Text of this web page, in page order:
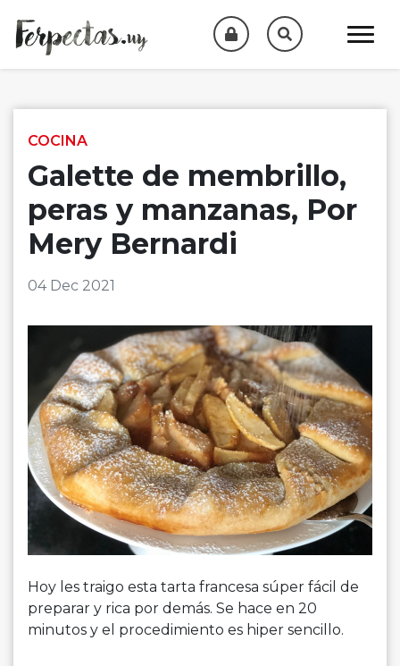
COCINA
Galette de membrillo,
peras y manzanas, Por
Mery Bernardi
04 Dec 2021
Hoy les traigo esta tarta francesa súper fácil de
preparar y rica por demás. Se hace en 20
minutos y el procedimiento es hiper sencillo.